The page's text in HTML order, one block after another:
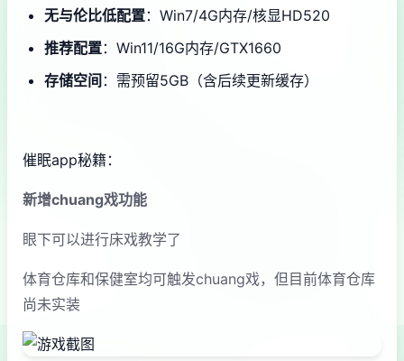
​无与伦比低配置​​：Win7/4G内存/核显HD520
​推荐配置​​：Win11/16G内存/GTX1660
​存储空间​ ​：需预留5GB（含后续更新缓存）
催眠app秘籍：
新增chuang戏功能
眼下可以进行床戏教学了
体育仓库和保健室均可触发chuang戏，但目前体育仓库
尚未实装